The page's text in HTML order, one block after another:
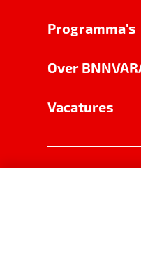
Programma's
Over
Vacatures